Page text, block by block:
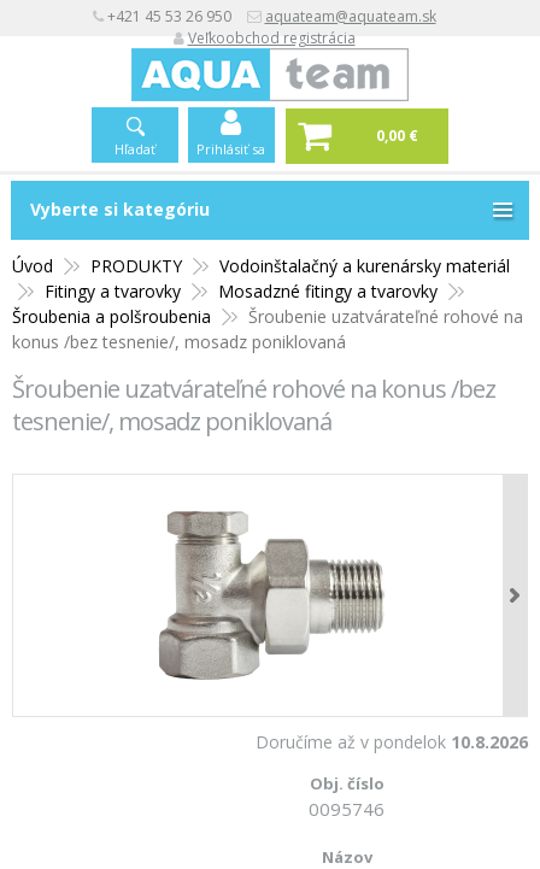
+421 45 53 26 950
aquateam@aquateam.sk
Veľkoobchod registrácia
Hľadať Prihlásiť sa
0,00 €
Vyberte si kategóriu
Úvod PRODUKTY
Vodoinštalačný a kurenársky materiál
Fitingy a tvarovky
Mosadzné fitingy a tvarovky
Šroubenia a polšroubenia
Šroubenie uzatvárateľné rohové na
konus /bez tesnenie/, mosadz poniklovaná
Šroubenie uzatvárateľné rohové na konus /bez
tesnenie/, mosadz poniklovaná
Doručíme až v pondelok 10.8.2026
0095746
Vyberte si kategóriu